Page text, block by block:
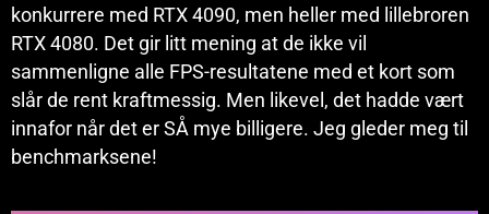
konkurrere med RTX 4090, men heller med lillebroren
RTX 4080. Det gir litt mening at de ikke vil
sammenligne alle FPS-resultatene med et kort som
slår de rent kraftmessig. Men likevel, det hadde vært
innafor når det er SÅ mye billigere. Jeg gleder meg til
benchmarksene!